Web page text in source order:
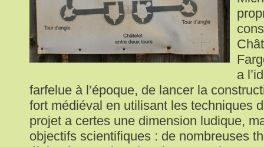
a
farfelue à l’époque, de lancer la
fort médiéval en utilisant les techniques
projet a certes une dimension ludique,
objectifs scientifiques : de nombreuses